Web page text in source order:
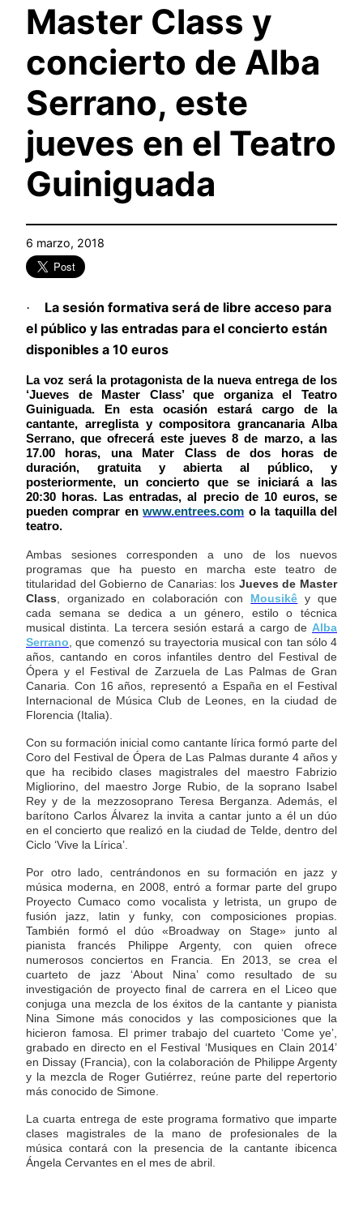
Master Class y
concierto de Alba
Serrano, este
jueves en el Teatro
Guiniguada
6 marzo, 2018
·
La sesión formativa será de libre acceso para
el público y las entradas para el concierto están
disponibles a 10 euros
La voz será la protagonista de la nueva entrega de los
‘Jueves de Master Class’ que organiza el Teatro
Guiniguada. En esta ocasión estará cargo de la
cantante, arreglista y compositora grancanaria Alba
Serrano, que ofrecerá este jueves 8 de marzo, a las
17.00 horas, una Mater Class de dos horas de
duración, gratuita y abierta al público, y
posteriormente, un concierto que se iniciará a las
20:30 horas. Las entradas, al precio de 10 euros, se
pueden comprar enwww.entrees.com o la taquilla del
teatro.
Ambas sesiones corresponden a uno de los nuevos
programas que ha puesto en marcha este teatro de
titularidad del Gobierno de Canarias: los Jueves de Master
Class , organizado en colaboración con Mousikê y que
cada semana se dedica a un género, estilo o técnica
musical distinta. La tercera sesión estará a cargo de Alba
Serrano , que comenzó su trayectoria musical con tan sólo 4
años, cantando en coros infantiles dentro del Festival de
Ópera y el Festival de Zarzuela de Las Palmas de Gran
Canaria. Con 16 años, representó a España en el Festival
Internacional de Música Club de Leones, en la ciudad de
Florencia (Italia).
Con su formación inicial como cantante lírica formó parte del
Coro del Festival de Ópera de Las Palmas durante 4 años y
que ha recibido clases magistrales del maestro Fabrizio
Migliorino, del maestro Jorge Rubio, de la soprano Isabel
Rey y de la mezzosoprano Teresa Berganza. Además, el
barítono Carlos Álvarez la invita a cantar junto a él un dúo
en el concierto que realizó en la ciudad de Telde, dentro del
Ciclo ‘Vive la Lírica’.
Por otro lado, centrándonos en su formación en jazz y
música moderna, en 2008, entró a formar parte del grupo
Proyecto Cumaco como vocalista y letrista, un grupo de
fusión jazz, latin y funky, con composiciones propias.
También formó el dúo «Broadway on Stage» junto al
pianista francés Philippe Argenty, con quien ofrece
numerosos conciertos en Francia. En 2013, se crea el
cuarteto de jazz ‘About Nina’ como resultado de su
investigación de proyecto final de carrera en el Liceo que
conjuga una mezcla de los éxitos de la cantante y pianista
Nina Simone más conocidos y las composiciones que la
hicieron famosa. El primer trabajo del cuarteto ‘Come ye’,
grabado en directo en el Festival ‘Musiques en Clain 2014’
en Dissay (Francia), con la colaboración de Philippe Argenty
y la mezcla de Roger Gutiérrez, reúne parte del repertorio
más conocido de Simone.
La cuarta entrega de este programa formativo que imparte
clases magistrales de la mano de profesionales de la
música contará con la presencia de la cantante ibicenca
Ángela Cervantes en el mes de abril.